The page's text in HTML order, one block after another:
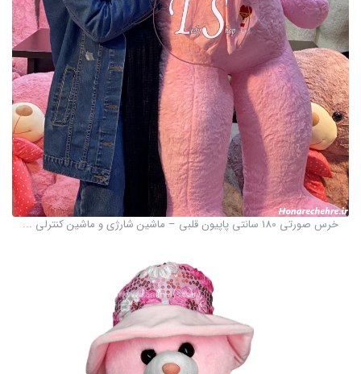
خرس صورتی 180 سانتی پاپیون قلبی – ماشین شارژی و ماشین کنترلی ...